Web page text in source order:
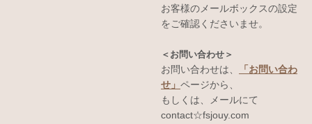
お客様のメールボックスの設定
をご確認くださいませ。
＜お問い合わせ＞
お問い合わせは、
「お問い合わ
せ」 ページから、
もしくは、メールにて
contact☆fsjouy.com